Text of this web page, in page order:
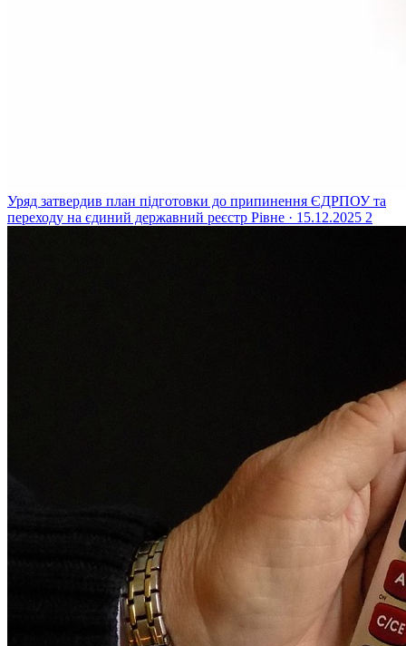
Уряд затвердив план підготовки до припинення ЄДРПОУ та
переходу на єдиний державний реєстр Рівне · 15.12.2025 2